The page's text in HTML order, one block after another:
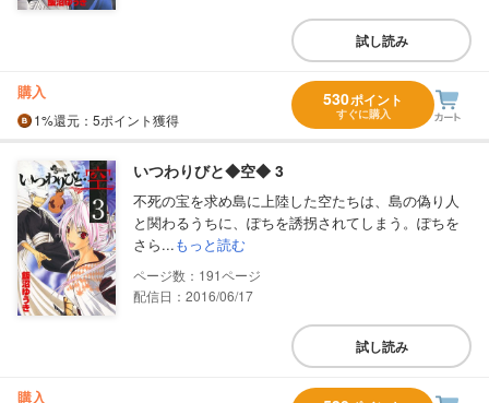
試し読み
購入
1%還元 ：5ポイント獲得
530ポイント
すぐに購入
いつわりびと◆空◆ 3
不死の宝を求め島に上陸した空たちは、島の偽り人
と関わるうちに、ぽちを誘拐されてしまう。ぽちを
さら...もっと読む
191
配信日：2016/06/17
試し読み
購入